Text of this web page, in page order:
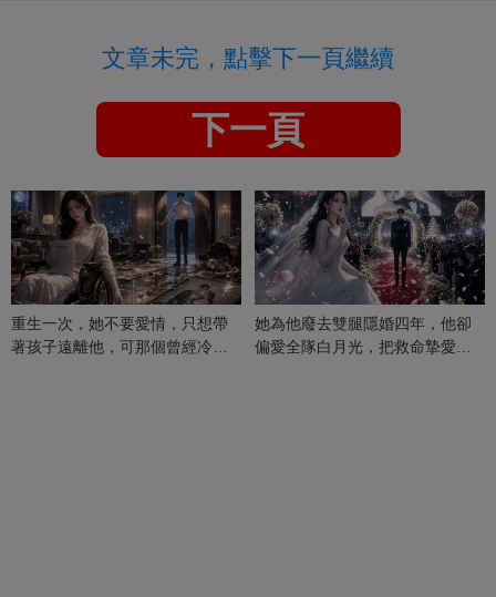
文章未完，點擊下一頁繼續
下一頁
重生一次，她不要愛情，只想帶
著孩子遠離他，可那個曾經冷漠
她為他廢去雙腿隱婚四年，他卻
偏愛全隊白月光，把救命摯愛當